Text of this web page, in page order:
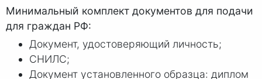
Минимальный комплект документов для подачи
для граждан РФ:
Документ, удостоверяющий личность;
СНИЛС;
Документ установленного образца: диплом